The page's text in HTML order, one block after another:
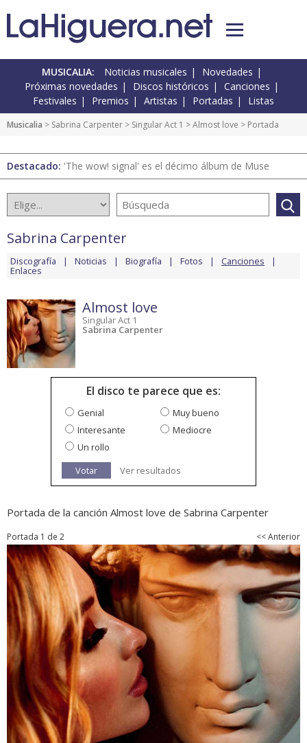
MUSICALIA: Noticias musicales
Novedades
Próximas novedades
Discos históricos
Canciones
Festivales
Premios Artistas Portadas Listas
Musicalia > Sabrina Carpenter > Singular Act 1 >Almost love > Portada
Destacado: 'The wow! signal' es el décimo álbum de Muse
Sabrina Carpenter
Discografía Noticias Biografía Fotos Canciones
Enlaces
Almost love
Singular Act 1
Sabrina Carpenter
El disco te parece que es:
Genial
Muy bueno
Interesante
Mediocre
Un rollo
Votar
Ver resultados
Portada de la canción Almost love de Sabrina Carpenter
Portada 1 de 2 << Anterior